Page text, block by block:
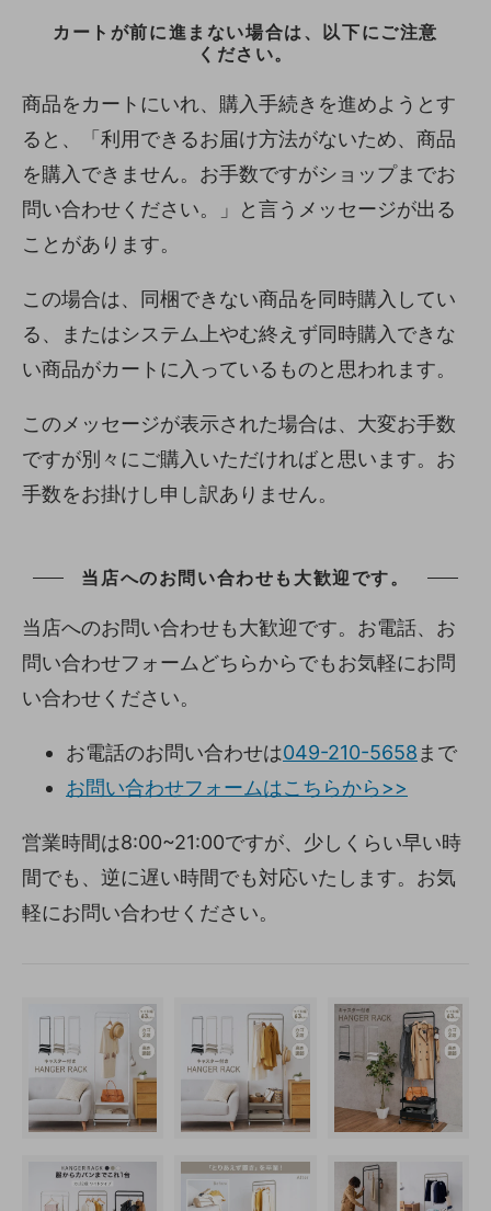
カートが前に進まない場合は、以下にご注意
ください。
商品をカートにいれ、購入手続きを進めようとす
ると、「利用できるお届け方法がないため、商品
を購入できません。お手数ですがショップまでお
問い合わせください。」と言うメッセージが出る
ことがあります。
この場合は、同梱できない商品を同時購入してい
る、またはシステム上やむ終えず同時購入できな
い商品がカートに入っているものと思われます。
このメッセージが表示された場合は、大変お手数
ですが別々にご購入いただければと思います。お
手数をお掛けし申し訳ありません。
当店へのお問い合わせも大歓迎です。
当店へのお問い合わせも大歓迎です。お電話、お
問い合わせフォームどちらからでもお気軽にお問
い合わせください。
お電話のお問い合わせは049-210-5658 まで
お問い合わせフォームはこちらから>>
営業時間は8:00~21:00ですが、少しくらい早い時
間でも、逆に遅い時間でも対応いたします。お気
軽にお問い合わせください。